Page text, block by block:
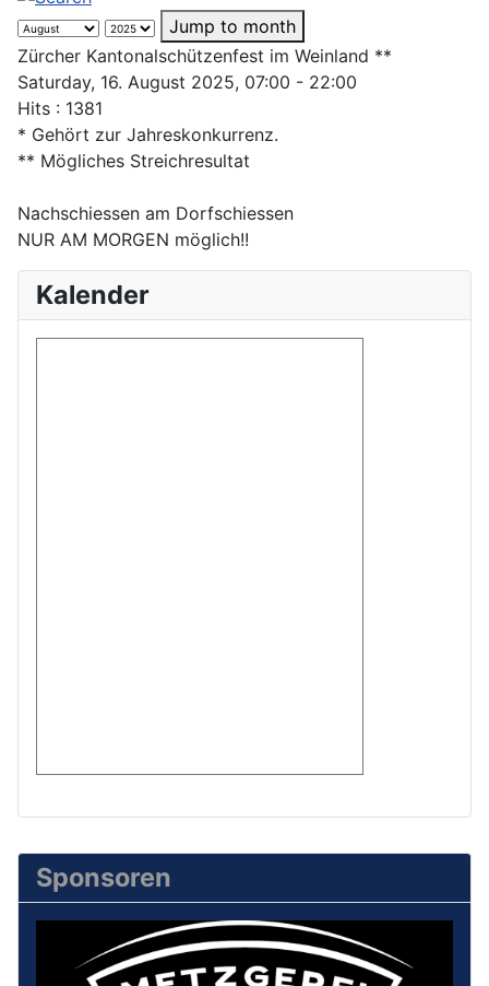
Sponsoren
Jump to month
Zürcher Kantonalschützenfest im Weinland **
Saturday, 16. August 2025, 07:00 - 22:00
Hits : 1381
* Gehört zur Jahreskonkurrenz.
** Mögliches Streichresultat
Nachschiessen am Dorfschiessen
NUR AM MORGEN möglich!!
Kalender